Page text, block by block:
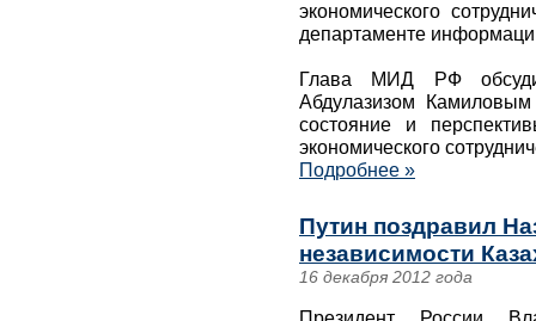
экономического
департаменте
Глава МИД РФ
Абдулазизом
состояние и
экономического
Подробнее »
Путин поздравил
независимости
16 декабря 2012 года